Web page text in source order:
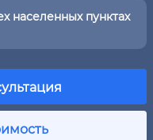
населенных пунктах